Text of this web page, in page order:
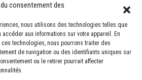
consentement des
nous utilisons des technologies telles que
aux informations sur votre appareil. En
technologies, nous pourrons traiter des
de navigation ou des identifiants uniques sur
ou le retirer pourrait affecter
post-formation.
et de suivi
chaque module est évalué de